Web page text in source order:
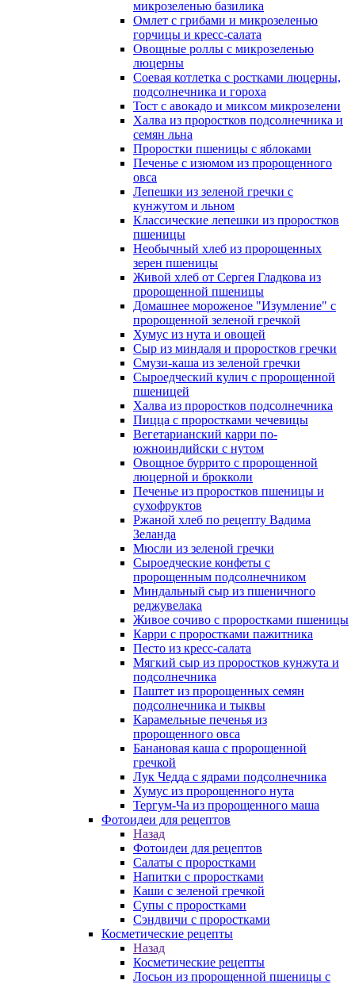
микрозеленью базилика
Омлет с грибами и микрозеленью
горчицы и кресс-салата
Овощные роллы с микрозеленью
люцерны
Соевая котлетка с ростками люцерны,
подсолнечника и гороха
Тост с авокадо и миксом микрозелени
Халва из проростков подсолнечника и
семян льна
Проростки пшеницы с яблоками
Печенье с изюмом из пророщенного
овса
Лепешки из зеленой гречки с
кунжутом и льном
Классические лепешки из проростков
пшеницы
Необычный хлеб из пророщенных
зерен пшеницы
Живой хлеб от Сергея Гладкова из
пророщенной пшеницы
Домашнее мороженое "Изумление" с
пророщенной зеленой гречкой
Хумус из нута и овощей
Сыр из миндаля и проростков гречки
Смузи-каша из зеленой гречки
Сыроедческий кулич с пророщенной
пшеницей
Халва из проростков подсолнечника
Пицца с проростками чечевицы
Вегетарианский карри по-
южноиндийски с нутом
Овощное буррито с пророщенной
люцерной и брокколи
Печенье из проростков пшеницы и
сухофруктов
Ржаной хлеб по рецепту Вадима
Зеланда
Мюсли из зеленой гречки
Сыроедческие конфеты с
пророщенным подсолнечником
Миндальный сыр из пшеничного
реджувелака
Живое сочиво с проростками пшеницы
Карри с проростками пажитника
Песто из кресс-салата
Мягкий сыр из проростков кунжута и
подсолнечника
Паштет из пророщенных семян
подсолнечника и тыквы
Карамельные печенья из
пророщенного овса
Банановая каша с пророщенной
гречкой
Лук Чедда с ядрами подсолнечника
Хумус из пророщенного нута
Тергум-Ча из пророщенного маша
Фотоидеи для рецептов
Назад
Фотоидеи для рецептов
Салаты с проростками
Напитки с проростками
Каши с зеленой гречкой
Супы с проростками
Сэндвичи с проростками
Косметические рецепты
Назад
Косметические рецепты
Лосьон из пророщенной пшеницы с